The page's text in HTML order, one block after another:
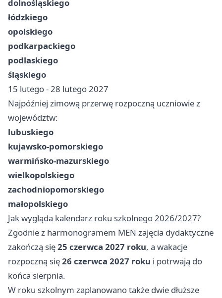
dolnośląskiego
łódzkiego
opolskiego
podkarpackiego
podlaskiego
śląskiego
15 lutego - 28 lutego 2027
Najpóźniej zimową przerwę rozpoczną uczniowie z
województw:
lubuskiego
kujawsko-pomorskiego
warmińsko-mazurskiego
wielkopolskiego
zachodniopomorskiego
małopolskiego
Jak wygląda kalendarz roku szkolnego 2026/2027?
Zgodnie z harmonogramem MEN zajęcia dydaktyczne
zakończą się25 czerwca 2027 roku, a wakacje
rozpoczną się26 czerwca 2027 roku i potrwają do
końca sierpnia.
W roku szkolnym zaplanowano także dwie dłuższe